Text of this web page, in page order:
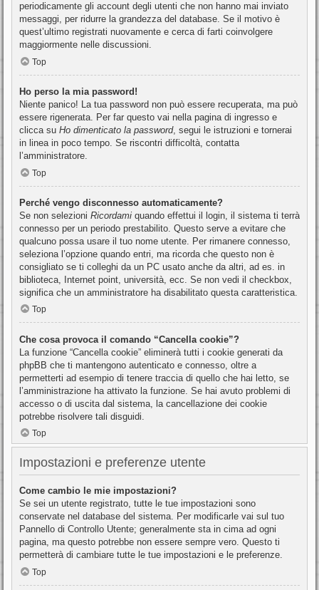
periodicamente gli account degli utenti che non hanno mai inviato
messaggi, per ridurre la grandezza del database. Se il motivo è
quest’ultimo registrati nuovamente e cerca di farti coinvolgere
maggiormente nelle discussioni.
Top
Ho perso la mia password!
Niente panico! La tua password non può essere recuperata, ma può
essere rigenerata. Per far questo vai nella pagina di ingresso e
clicca su Ho dimenticato la password, segui le istruzioni e tornerai
in linea in poco tempo. Se riscontri difficoltà, contatta
l’amministratore.
Top
Perché vengo disconnesso automaticamente?
Se non selezioni Ricordami quando effettui il login, il sistema ti terrà
connesso per un periodo prestabilito. Questo serve a evitare che
qualcuno possa usare il tuo nome utente. Per rimanere connesso,
seleziona l’opzione quando entri, ma ricorda che questo non è
consigliato se ti colleghi da un PC usato anche da altri, ad es. in
biblioteca, Internet point, università, ecc. Se non vedi il checkbox,
significa che un amministratore ha disabilitato questa caratteristica.
Top
Che cosa provoca il comando “Cancella cookie”?
La funzione “Cancella cookie” eliminerà tutti i cookie generati da
phpBB che ti mantengono autenticato e connesso, oltre a
permetterti ad esempio di tenere traccia di quello che hai letto, se
l’amministrazione ha attivato la funzione. Se hai avuto problemi di
accesso o di uscita dal sistema, la cancellazione dei cookie
potrebbe risolvere tali disguidi.
Top
Impostazioni e preferenze utente
Come cambio le mie impostazioni?
Se sei un utente registrato, tutte le tue impostazioni sono
conservate nel database del sistema. Per modificarle vai sul tuo
Pannello di Controllo Utente; generalmente sta in cima ad ogni
pagina, ma questo potrebbe non essere sempre vero. Questo ti
permetterà di cambiare tutte le tue impostazioni e le preferenze.
Top